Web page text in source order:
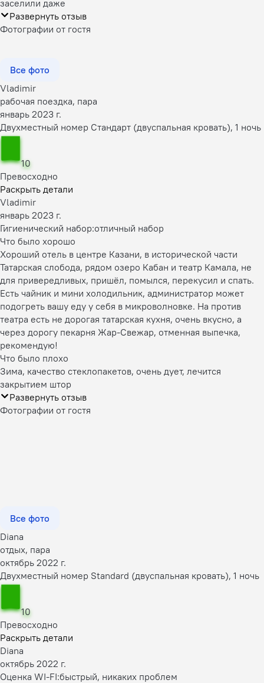
заселили даже
Развернуть отзыв
Фотографии от гостя
Все фото
Vladimir
рабочая поездка, пара
январь 2023 г.
Двухместный номер Стандарт (двуспальная кровать), 1 ночь
10
Превосходно
Раскрыть детали
Vladimir
январь 2023 г.
Гигиенический набор:отличный набор
Что было хорошо
Хороший отель в центре Казани, в исторической части
Татарская слобода, рядом озеро Кабан и театр Камала, не
для привередливых, пришёл, помылся, перекусил и спать.
Есть чайник и мини холодильник, администратор может
подогреть вашу еду у себя в микроволновке. На против
театра есть не дорогая татарская кухня, очень вкусно, а
через дорогу пекарня Жар-Свежар, отменная выпечка,
рекомендую!
Что было плохо
Зима, качество стеклопакетов, очень дует, лечится
закрытием штор
Развернуть отзыв
Фотографии от гостя
Все фото
Diana
отдых, пара
октябрь 2022 г.
Двухместный номер Standard (двуспальная кровать), 1 ночь
10
Превосходно
Раскрыть детали
Diana
октябрь 2022 г.
Оценка WI-FI:быстрый, никаких проблем